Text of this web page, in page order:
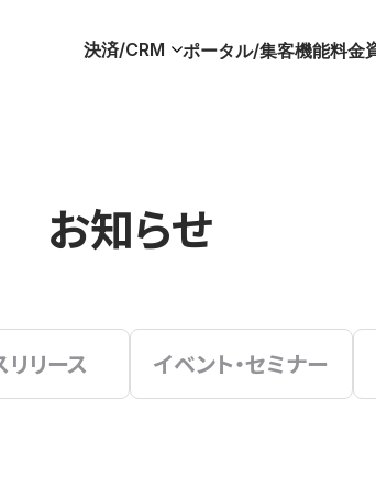
決済/CRM ポータル/集客機能料金
お知らせ
リリース イベント・セミナー